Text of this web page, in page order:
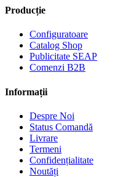
Producție
Configuratoare
Catalog Shop
Publicitate SEAP
Comenzi B2B
Informații
Despre Noi
Status Comandă
Livrare
Termeni
Confidențialitate
Noutăți